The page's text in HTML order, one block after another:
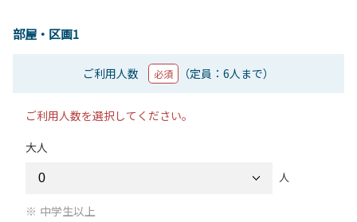
部屋・区画1
ご利用人数 必須 （定員：6人まで）
ご利用人数を選択してください。
大人
人
中学生以上